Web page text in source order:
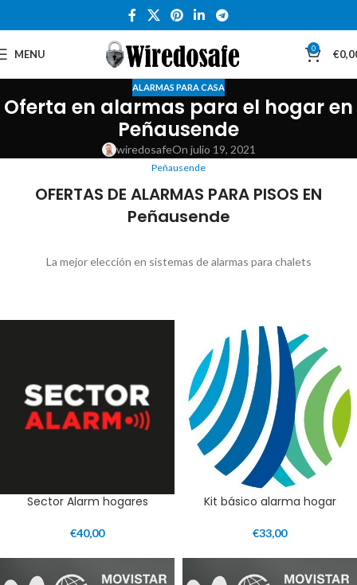
MENU 0 €
ALARMAS PARA CASA
Oferta en alarmas para el hogar en
Peñausende
wiredosafeOn julio 19, 2021
Peñausende
OFERTAS DE ALARMAS PARA PISOS EN
Peñausende
La mejor elección en sistemas de alarmas para chalets
Sector Alarm hogares
€40,00
Kit básico alarma hogar
€33,00